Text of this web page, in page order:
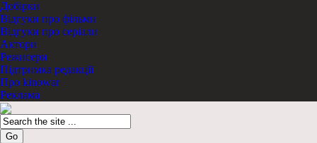
Добірки
Відгуки про фільми
Відгуки про серіали
Актори
Режисери
Підтримка редакції
Про kinowar
Реклама
Go